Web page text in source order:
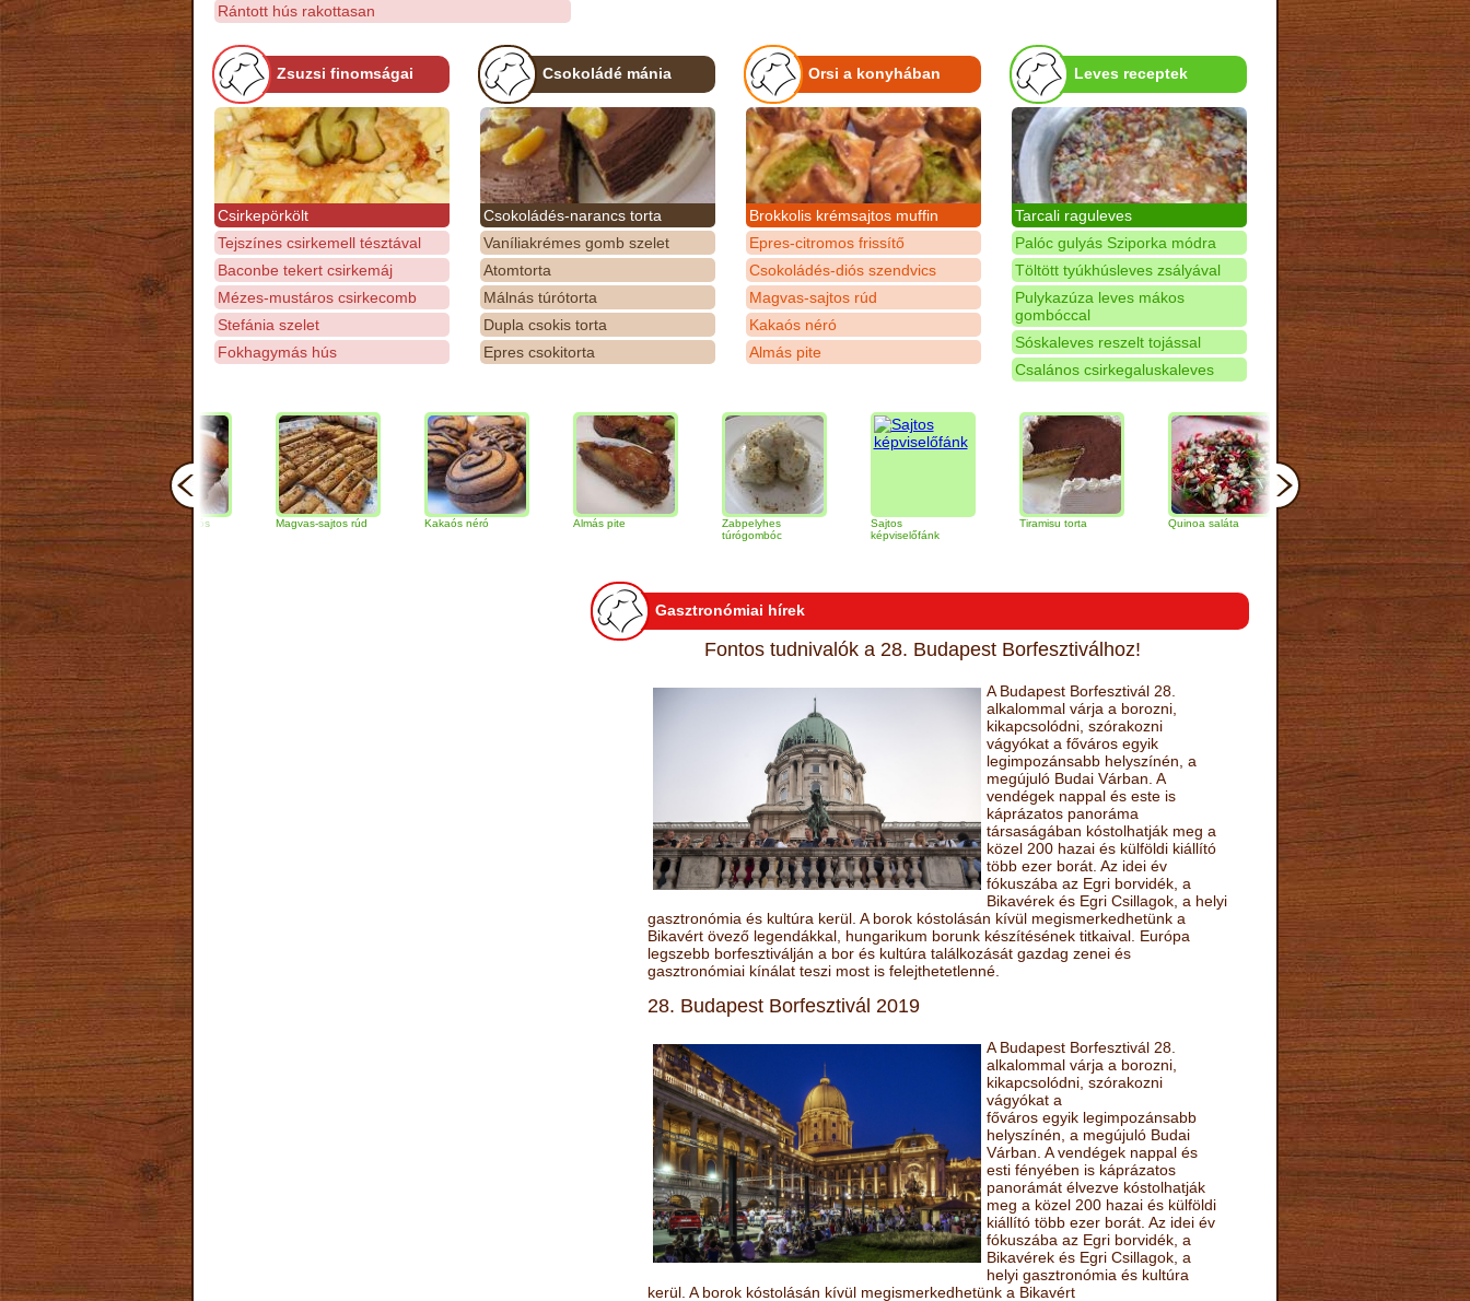
Rántott hús rakottasan
Zsuzsi finomságai
Csirkepörkölt
Tejszínes csirkemell tésztával
Baconbe tekert csirkemáj
Mézes-mustáros csirkecomb
Stefánia szelet
Fokhagymás hús
Csokoládé mánia
Csokoládés-narancs torta
Vaníliakrémes gomb szelet
Atomtorta
Málnás túrótorta
Dupla csokis torta
Epres csokitorta
Orsi a konyhában
Brokkolis krémsajtos muffin
Epres-citromos frissítő
Csokoládés-diós szendvics
Magvas-sajtos rúd
Kakaós néró
Almás pite
Leves receptek
Tarcali raguleves
Palóc gulyás Sziporka módra
Töltött tyúkhúsleves zsályával
Pulykazúza leves mákos
gombóccal
Sóskaleves reszelt tojással
Csalános csirkegaluskaleves
Csokoládés-diós
szendvics
Magvas-sajtos rúd Kakaós néró
Zabpelyhes
túrógombóc
képviselőfánk
Tiramisu torta Quinoa saláta Mandulás kifli
narancs
Gasztronómiai hírek
Fontos tudnivalók a 28. Budapest Borfesztiválhoz!
A Budapest Borfesztivál 28.
alkalommal várja a borozni,
kikapcsolódni, szórakozni
vágyókat a főváros egyik
legimpozánsabb helyszínén, a
megújuló Budai Várban. A
vendégek nappal és este is
káprázatos panoráma
társaságában kóstolhatják meg a
közel 200 hazai és külföldi kiállító
több ezer borát. Az idei év
fókuszába az Egri borvidék, a
Bikavérek és Egri Csillagok, a helyi
gasztronómia és kultúra kerül. A borok kóstolásán kívül megismerkedhetünk a
Bikavért övező legendákkal, hungarikum borunk készítésének titkaival. Európa
legszebb borfesztiválján a bor és kultúra találkozását gazdag zenei és
gasztronómiai kínálat teszi most is felejthetetlenné.
28. Budapest Borfesztivál 2019
A Budapest Borfesztivál 28.
alkalommal várja a borozni,
kikapcsolódni, szórakozni
vágyókat a
főváros egyik legimpozánsabb
helyszínén, a megújuló Budai
Várban. A vendégek nappal és
esti fényében is káprázatos
panorámát élvezve kóstolhatják
meg a közel 200 hazai és külföldi
kiállító több ezer borát. Az idei év
fókuszába az Egri borvidék, a
Bikavérek és Egri Csillagok, a
helyi gasztronómia és kultúra
kerül. A borok kóstolásán kívül megismerkedhetünk a Bikavért